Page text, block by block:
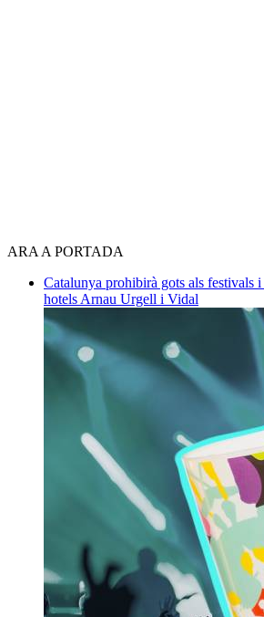
ARA A PORTADA
Catalunya prohibirà gots als festivals i
hotels Arnau Urgell i Vidal